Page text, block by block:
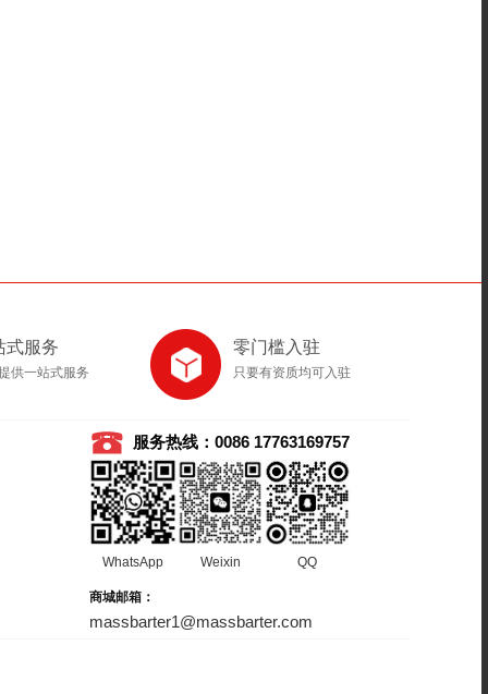
式服务
供一站式服务
零门槛入驻
只要有资质均可入驻
服务热线：0086 17763169757
WhatsApp Weixin QQ
商城邮箱：
massbarter1@massbarter.com